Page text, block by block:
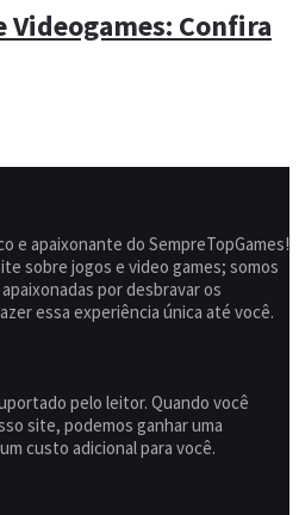
Videogames: Confira
e apaixonante do SempreTopGames!
sobre jogos e video games; somos
por desbravar os
essa experiência única até você.
pelo leitor. Quando você
site, podemos ganhar uma
custo adicional para você.